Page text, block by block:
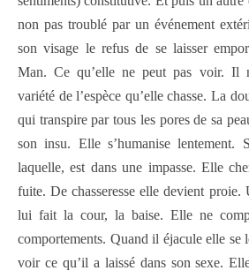
non pas troublé par un événement
son visage le refus de se laisser
Man. Ce qu’elle ne peut pas voir. Il
variété de l’espèce qu’elle chasse. La
qui transpire par tous les pores de sa
son insu. Elle s’humanise lentement.
laquelle, est dans une impasse. Elle
fuite. De chasseresse elle devient proie.
lui fait la cour, la baise. Elle ne
comportements. Quand il éjacule elle se
voir ce qu’il a laissé dans son sexe.